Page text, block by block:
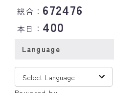
総合： 672476
本日： 400
Language